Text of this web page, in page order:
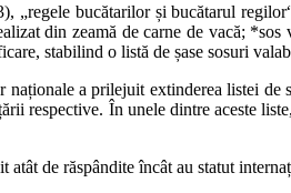
„regele bucătarilor și bucătarul
din zeamă de carne de vacă;
stabilind o listă de șase sosuri
a prilejuit extinderea listei
respective. În unele dintre aceste
de răspândite încât au statut